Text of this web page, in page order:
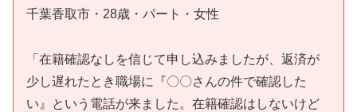
千葉香取市・28歳・パート・女性
「在籍確認なしを信じて申し込みましたが、返済が
少し遅れたとき職場に『〇〇さんの件で確認した
い』という電話が来ました。在籍確認はしないけど